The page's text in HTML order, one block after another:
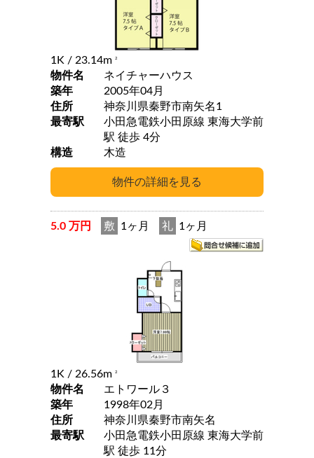
1K / 23.14m 2
物件名
ネイチャーハウス
築年
2005年04月
住所
神奈川県秦野市南矢名1
最寄駅
小田急電鉄小田原線 東海大学前
駅 徒歩 4分
構造
木造
5.0 万円 敷 1ヶ月 礼 1ヶ月
1K / 26.56m 2
物件名
エトワール３
築年
1998年02月
住所
神奈川県秦野市南矢名
最寄駅
小田急電鉄小田原線 東海大学前
駅 徒歩 11分